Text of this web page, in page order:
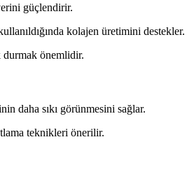
güçlendirir.
kolajen üretimini destekler.
durmak önemlidir.
daha sıkı görünmesini sağlar.
teknikleri önerilir.